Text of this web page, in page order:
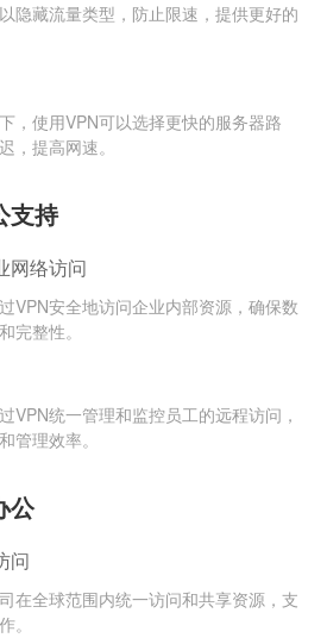
隐藏流量类型，防止限速，提供更好的
，使用VPN可以选择更快的服务器路
，提高网速。
支持
网络访问
VPN安全地访问企业内部资源，确保数
完整性。
VPN统一管理和监控员工的远程访问，
管理效率。
公
问
在全球范围内统一访问和共享资源，支
。